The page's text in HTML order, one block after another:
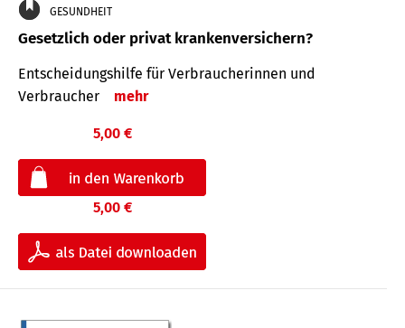
GESUNDHEIT
Gesetzlich oder privat krankenversichern?
Entscheidungshilfe für Verbraucherinnen und
Verbraucher
mehr
5,00 €
5,00 €